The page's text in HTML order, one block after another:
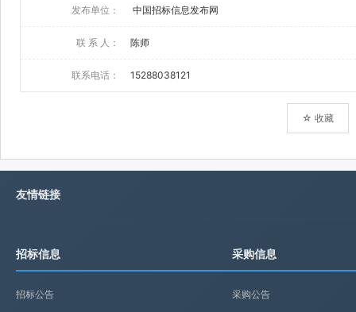
发布单位： 中国招标信息发布网
联 系 人： 陈师
联系电话： 15288038121
☆ 收藏
友情链接
招标信息
招标公告
采购信息
采购公告